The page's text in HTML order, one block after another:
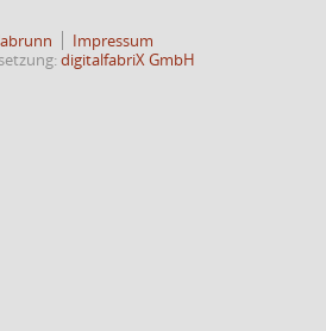
Impressum
digitalfabriX GmbH